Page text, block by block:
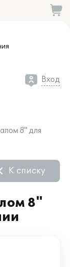
Вход
8" для
8"
К списку